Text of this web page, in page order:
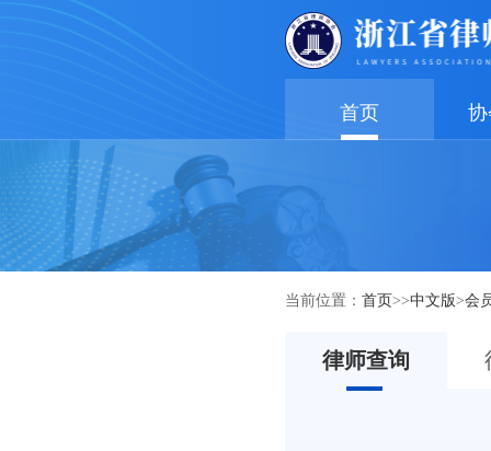
首页
当前位置： 首页>>中文版>会
律师查询